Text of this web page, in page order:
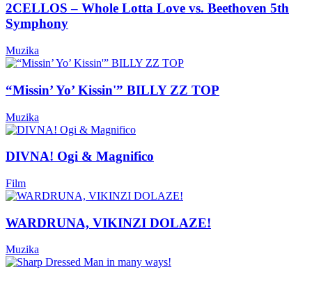
2CELLOS – Whole Lotta Love vs. Beethoven 5th
Symphony
Muzika
“Missin’ Yo’ Kissin'” BILLY ZZ TOP
Muzika
DIVNA! Ogi & Magnifico
Film
WARDRUNA, VIKINZI DOLAZE!
Muzika